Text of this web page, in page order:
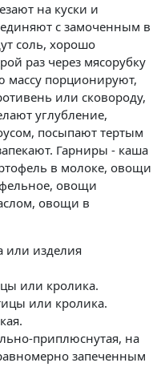
на куски и
с замоченным в
соль, хорошо
раз через мясорубку
массу порционируют,
или сковороду,
углубление,
посыпают тертым
Гарниры - каша
в молоке, овощи
овощи
овощи в
или изделия
или кролика.
или кролика.
приплюснутая, на
запеченным